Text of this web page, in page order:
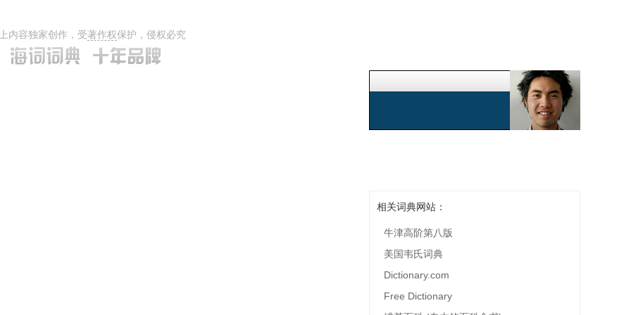
内容独家创作，受著作权保护，侵权必究
相关词典网站：
牛津高阶第八版
美国韦氏词典
Dictionary.com
Free Dictionary